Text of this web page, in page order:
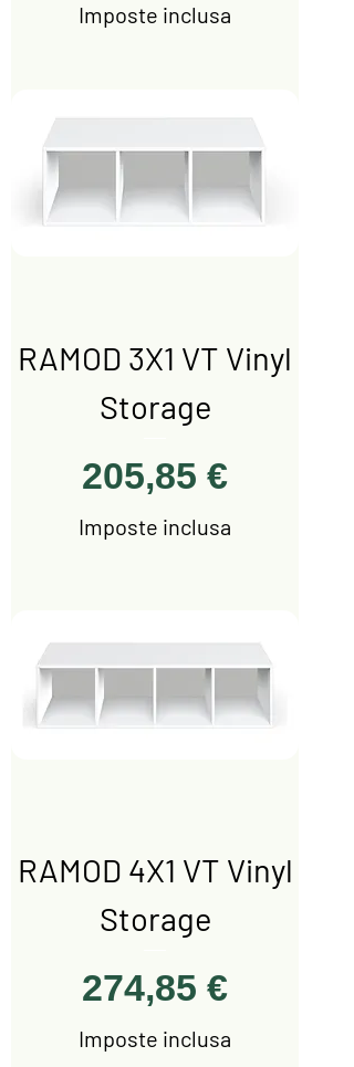
Imposte inclusa
RAMOD 3X1 VT Vinyl
Storage
Prezzo
205,85 €
Imposte inclusa
RAMOD 4X1 VT Vinyl
Storage
Prezzo
274,85 €
Imposte inclusa